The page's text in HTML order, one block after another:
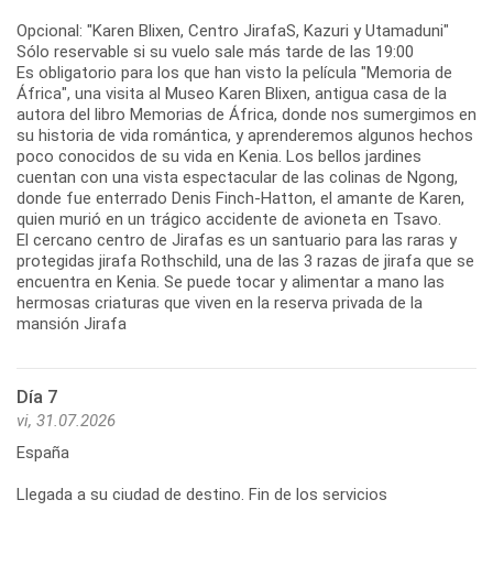
Opcional: "Karen Blixen, Centro JirafaS, Kazuri y Utamaduni"
Sólo reservable si su vuelo sale más tarde de las 19:00
Es obligatorio para los que han visto la película "Memoria de
África", una visita al Museo Karen Blixen, antigua casa de la
autora del libro Memorias de África, donde nos sumergimos en
su historia de vida romántica, y aprenderemos algunos hechos
poco conocidos de su vida en Kenia. Los bellos jardines
cuentan con una vista espectacular de las colinas de Ngong,
donde fue enterrado Denis Finch-Hatton, el amante de Karen,
quien murió en un trágico accidente de avioneta en Tsavo.
El cercano centro de Jirafas es un santuario para las raras y
protegidas jirafa Rothschild, una de las 3 razas de jirafa que se
encuentra en Kenia. Se puede tocar y alimentar a mano las
hermosas criaturas que viven en la reserva privada de la
mansión Jirafa
Día 7
vi, 31.07.2026
España
Llegada a su ciudad de destino. Fin de los servicios